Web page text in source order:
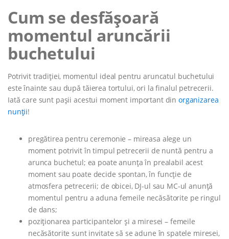
Cum se desfășoară
momentul aruncării
buchetului
Potrivit tradiției, momentul ideal pentru aruncatul buchetului
este înainte sau după tăierea tortului, ori la finalul petrecerii.
Iată care sunt pașii acestui moment important din organizarea
nunții!
pregătirea pentru ceremonie – mireasa alege un
moment potrivit în timpul petrecerii de nuntă pentru a
arunca buchetul; ea poate anunța în prealabil acest
moment sau poate decide spontan, în funcție de
atmosfera petrecerii; de obicei, DJ-ul sau MC-ul anunță
momentul pentru a aduna femeile necăsătorite pe ringul
de dans;
poziționarea participantelor și a miresei – femeile
necăsătorite sunt invitate să se adune în spatele miresei,